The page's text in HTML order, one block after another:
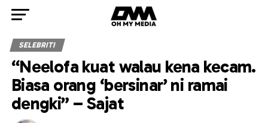
SELEBRITI
“Neelofa kuat walau kena kecam.
Biasa orang ‘bersinar’ ni ramai
dengki” – Sajat